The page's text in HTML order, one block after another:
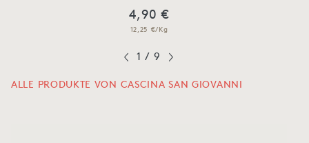
4,90 €
12,25 €/Kg
1 / 9
ALLE PRODUKTE VON CASCINA SAN GIOVANNI